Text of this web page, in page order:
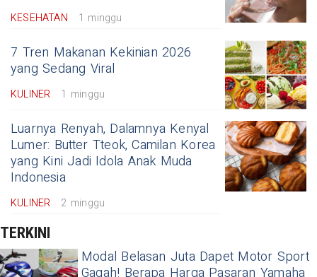
KESEHATAN 1 minggu
7 Tren Makanan Kekinian 2026
yang Sedang Viral
KULINER 1 minggu
Luarnya Renyah, Dalamnya Kenyal
Lumer: Butter Tteok, Camilan Korea
yang Kini Jadi Idola Anak Muda
Indonesia
KULINER 2 minggu
TERKINI
Modal Belasan Juta Dapet Motor Sport
Gagah! Berapa Harga Pasaran Yamaha